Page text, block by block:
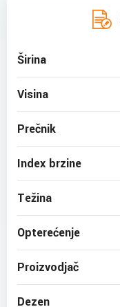
Širina
Visina
Prečnik
Index brzine
Težina
Opterećenje
Proizvodjač
Dezen